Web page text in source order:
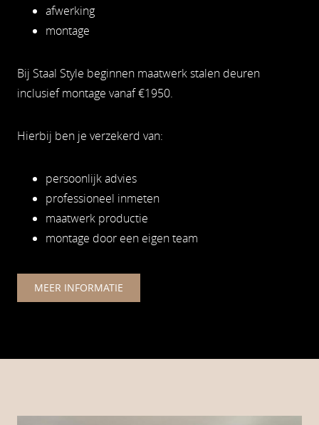
afwerking
montage
Bij Staal Style beginnen maatwerk stalen deuren
inclusief montage vanaf €1950.
Hierbij ben je verzekerd van:
persoonlijk advies
professioneel inmeten
maatwerk productie
montage door een eigen team
MEER INFORMATIE